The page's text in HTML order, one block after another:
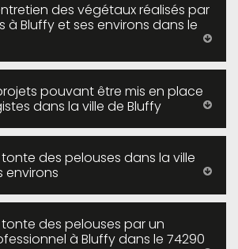
des végétaux réalisés par
à Bluffy et ses environs dans le
pouvant être mis en place
dans la ville de Bluffy
des pelouses dans la ville
environs
des pelouses par un
à Bluffy dans le 74290